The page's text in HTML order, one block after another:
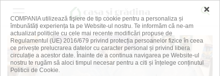
×
COMPANIA utilizează fişiere de tip cookie pentru a personaliza și
îmbunătăți experiența ta pe Website-ul nostru. Te informăm că ne-am
actualizat politicile cu cele mai recente modificări propuse de
Regulamentul (UE) 2016/679 privind protecția persoanelor fizice în ceea
ce privește prelucrarea datelor cu caracter personal și privind libera
circulație a acestor date. Înainte de a continua navigarea pe Website-ul
nostru te rugăm să aloci timpul necesar pentru a citi și înțelege conținutul
Politicii de Cookie.